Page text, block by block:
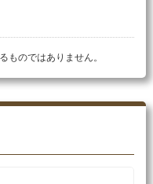
ものではありません。